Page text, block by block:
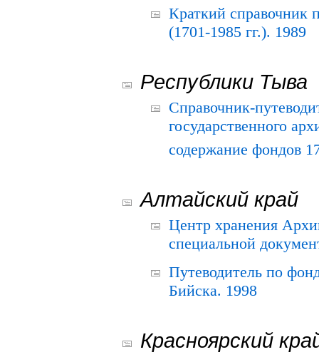
Краткий
(1701-1985 гг.). 1989
Республики Тыва
Справочник-
государственного
содержание фондов
Алтайский край
Центр хранения
специальной
Путеводитель по
Бийска. 1998
Красноярский